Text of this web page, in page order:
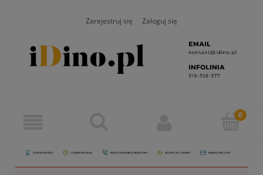
Zarejestruj się Zaloguj się